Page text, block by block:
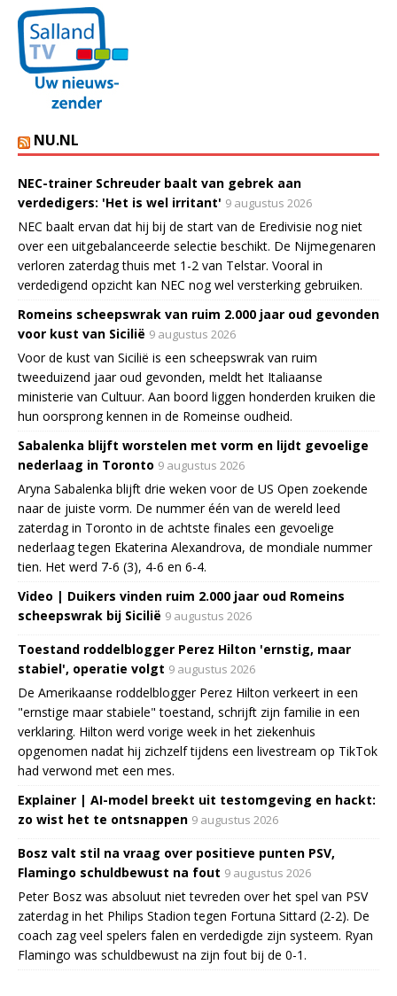
NU.NL
NEC-trainer Schreuder baalt van gebrek aan
verdedigers: 'Het is wel irritant' 9 augustus 2026
NEC baalt ervan dat hij bij de start van de Eredivisie nog niet
over een uitgebalanceerde selectie beschikt. De Nijmegenaren
verloren zaterdag thuis met 1-2 van Telstar. Vooral in
verdedigend opzicht kan NEC nog wel versterking gebruiken.
Romeins scheepswrak van ruim 2.000 jaar oud gevonden
voor kust van Sicilië 9 augustus 2026
Voor de kust van Sicilië is een scheepswrak van ruim
tweeduizend jaar oud gevonden, meldt het Italiaanse
ministerie van Cultuur. Aan boord liggen honderden kruiken die
hun oorsprong kennen in de Romeinse oudheid.
Sabalenka blijft worstelen met vorm en lijdt gevoelige
nederlaag in Toronto 9 augustus 2026
Aryna Sabalenka blijft drie weken voor de US Open zoekende
naar de juiste vorm. De nummer één van de wereld leed
zaterdag in Toronto in de achtste finales een gevoelige
nederlaag tegen Ekaterina Alexandrova, de mondiale nummer
tien. Het werd 7-6 (3), 4-6 en 6-4.
Video | Duikers vinden ruim 2.000 jaar oud Romeins
scheepswrak bij Sicilië 9 augustus 2026
Toestand roddelblogger Perez Hilton 'ernstig, maar
stabiel', operatie volgt 9 augustus 2026
De Amerikaanse roddelblogger Perez Hilton verkeert in een
"ernstige maar stabiele" toestand, schrijft zijn familie in een
verklaring. Hilton werd vorige week in het ziekenhuis
opgenomen nadat hij zichzelf tijdens een livestream op TikTok
had verwond met een mes.
Explainer | AI-model breekt uit testomgeving en hackt:
zo wist het te ontsnappen 9 augustus 2026
Bosz valt stil na vraag over positieve punten PSV,
Flamingo schuldbewust na fout 9 augustus 2026
Peter Bosz was absoluut niet tevreden over het spel van PSV
zaterdag in het Philips Stadion tegen Fortuna Sittard (2-2). De
coach zag veel spelers falen en verdedigde zijn systeem. Ryan
Flamingo was schuldbewust na zijn fout bij de 0-1.